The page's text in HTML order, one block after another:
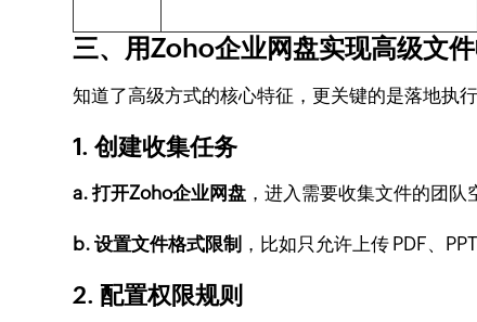
三、用Zoho企业网盘实现高级文
知道了高级方式的核心特征，更关键的是落地执
1. 创建收集任务
a. 打开Zoho企业网盘 ，进入需要收集文件的团
b. 设置文件格式限制 ，比如只允许上传 PDF、
2. 配置权限规则